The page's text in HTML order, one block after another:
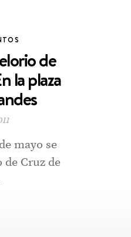
de
la plaza
mayo se
de Cruz de